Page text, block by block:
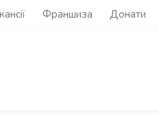
Франшиза Донати